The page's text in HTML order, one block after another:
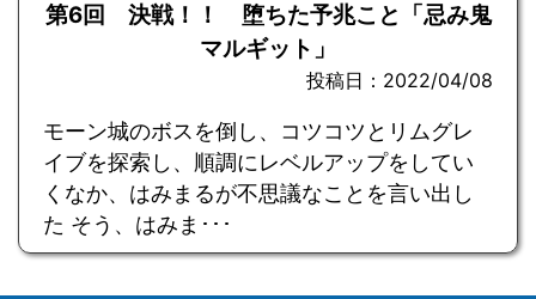
第6回 決戦！！ 堕ちた予兆こと「忌み鬼
マルギット」
投稿日：2022/04/08
モーン城のボスを倒し、コツコツとリムグレ
イブを探索し、順調にレベルアップをしてい
くなか、はみまるが不思議なことを言い出し
た そう、はみま･･･